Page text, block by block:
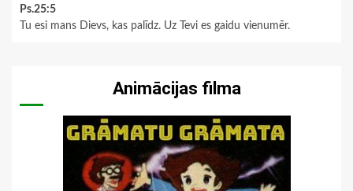
Ps.25:5
Tu esi mans Dievs, kas palīdz. Uz Tevi es gaidu vienumēr.
Animācijas filma